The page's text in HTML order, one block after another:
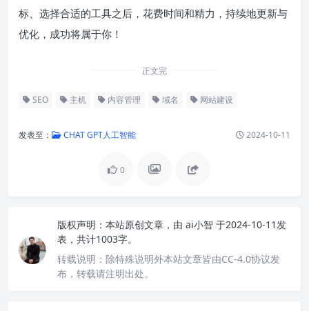
标、选择合适的工具之后，花费时间和精力，持续地更新与
优化，成功将属于你！
正文完
SEO 主机 内容管理 域名 网站建设
发表至： CHAT GPT人工智能 2024-10-11
0
版权声明： 本站原创文章，由 ai小智 于2024-10-11发
表，共计1003字。
转载说明： 除特殊说明外本站文章皆由CC-4.0协议发
布，转载请注明出处。